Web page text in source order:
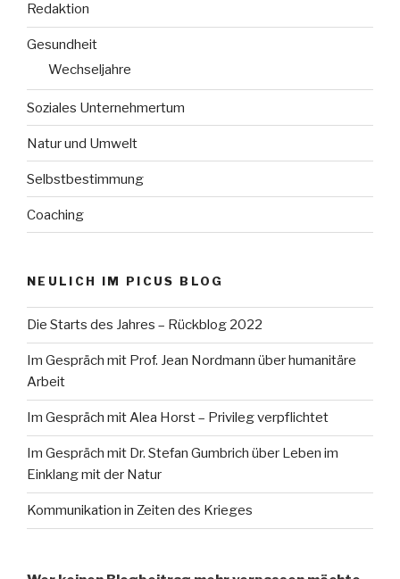
Redaktion
Gesundheit
Wechseljahre
Soziales Unternehmertum
Natur und Umwelt
Selbstbestimmung
Coaching
NEULICH IM PICUS BLOG
Die Starts des Jahres – Rückblog 2022
Im Gespräch mit Prof. Jean Nordmann über humanitäre
Arbeit
Im Gespräch mit Alea Horst – Privileg verpflichtet
Im Gespräch mit Dr. Stefan Gumbrich über Leben im
Einklang mit der Natur
Kommunikation in Zeiten des Krieges